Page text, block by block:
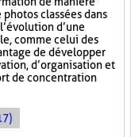
classées dans
d’une
comme celui des
de développer
d’organisation et
de concentration